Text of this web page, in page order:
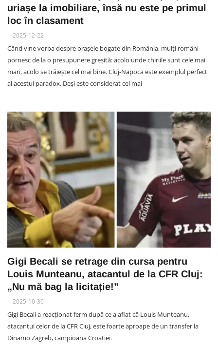
uriașe la imobiliare, însă nu este pe primul
loc în clasament
2025-12-22
Când vine vorba despre orașele bogate din România, mulți români
pornesc de la o presupunere greșită: acolo unde chiriile sunt cele mai
mari, acolo se trăiește cel mai bine. Cluj-Napoca este exemplul perfect
al acestui paradox. Deși este considerat cel mai
Gigi Becali se retrage din cursa pentru
Louis Munteanu, atacantul de la CFR Cluj:
„Nu mă bag la licitație!”
2025-10-30
Gigi Becali a reacționat ferm după ce a aflat că Louis Munteanu,
atacantul celor de la CFR Cluj, este foarte aproape de un transfer la
Dinamo Zagreb, campioana Croației.